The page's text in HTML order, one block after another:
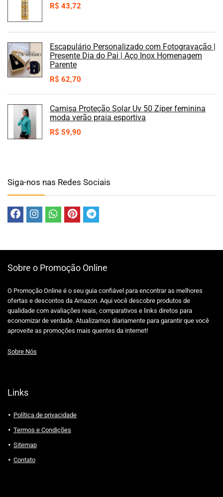
R$ 43,72
Escapulário Personalizado com Fotogravação |
Presente Dia do Pai | Aço Inox Homenagem
Parente
R$ 62,70
Camisa Proteção Solar Uv 50 Zíper feminina
moda verão praia esportiva
R$ 59,90
Siga-nos nas Redes Sociais
Sobre o Promoção Online
O Promoção Online é o seu guia confiável para encontrar as melhores
ofertas e descontos da Amazon. Aqui você descobre produtos de
qualidade com avaliações reais, comparativos e links diretos para
economizar de verdade. Atualizamos diariamente para garantir que você
aproveite as promoções mais quentes da internet!
Sobre Nós
Links
Política de privacidade
Termos e Condições
Sitemap
Contato